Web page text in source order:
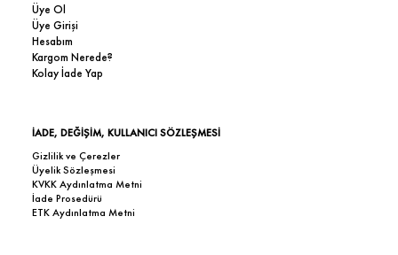
Üye Ol
Üye Girişi
Hesabım
Kargom Nerede?
Kolay İade Yap
İADE, DEĞİŞİM, KULLANICI SÖZLEŞMESİ
Gizlilik ve Çerezler
Üyelik Sözleşmesi
KVKK Aydınlatma Metni
İade Prosedürü
ETK Aydınlatma Metni